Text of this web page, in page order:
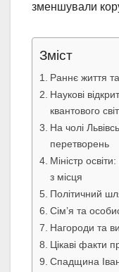
зменшували
Зміст
Раннє життя
Наукові
квантового
На чолі
перетворень
Міністр
з місця
Політичний
Сім’я та
Нагороди та
Цікаві факти
Спадщина